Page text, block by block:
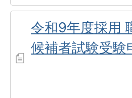
令和9年度採用
候補者試験受験